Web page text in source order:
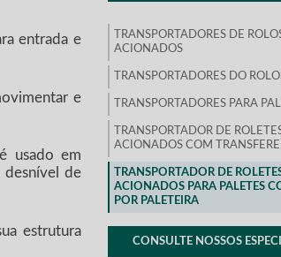
entrada e
e
usado em
desnível de
estrutura
TRANSPORTADORES DE
ACIONADOS
TRANSPORTADORES DO
TRANSPORTADORES PARA
TRANSPORTADOR DE
ACIONADOS COM
TRANSPORTADOR DE
ACIONADOS PARA PALETES
POR PALETEIRA
CONSULTE NOSSOS